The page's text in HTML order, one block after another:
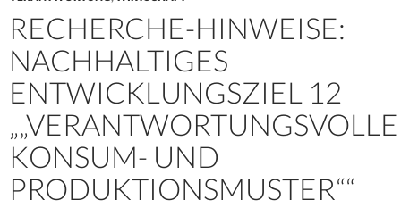
RECHERCHE-HINWEISE:
NACHHALTIGES
ENTWICKLUNGSZIEL 12
„„VERANTWORTUNGSVOLLE
KONSUM- UND
PRODUKTIONSMUSTER““